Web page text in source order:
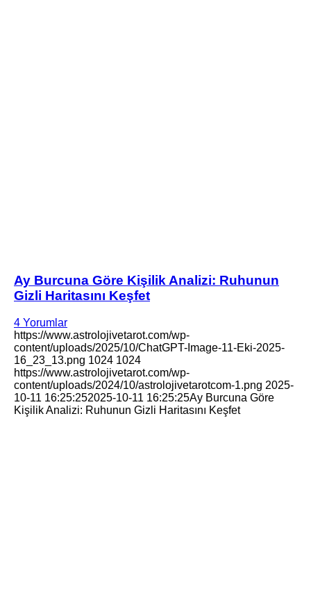
Ay Burcuna Göre Kişilik Analizi: Ruhunun
Gizli Haritasını Keşfet
4 Yorumlar
https://www.astrolojivetarot.com/wp-
content/uploads/2025/10/ChatGPT-Image-11-Eki-2025-
16_23_13.png 1024 1024
https://www.astrolojivetarot.com/wp-
content/uploads/2024/10/astrolojivetarotcom-1.png 2025-
10-11 16:25:252025-10-11 16:25:25Ay Burcuna Göre
Kişilik Analizi: Ruhunun Gizli Haritasını Keşfet